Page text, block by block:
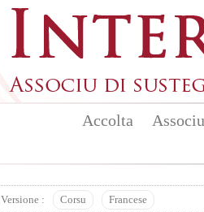
Accolta Associu
Versione : Corsu Francese